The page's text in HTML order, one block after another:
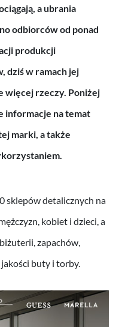
a ubrania
odbiorców od ponad
produkcji
dziś w ramach jej
więcej rzeczy. Poniżej
informacje na temat
marki, a także
sklepów detalicznych na
kobiet i dzieci, a
zapachów,
buty i torby.